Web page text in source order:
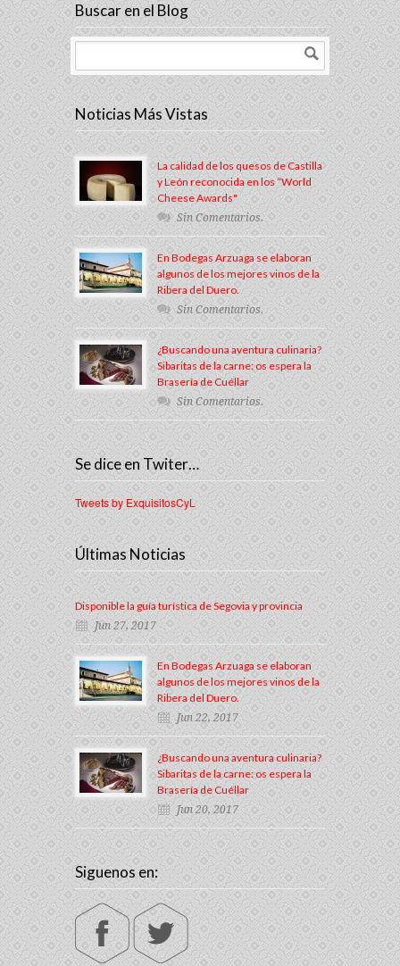
Buscar en el Blog
Noticias Más Vistas
La calidad de los quesos de Castilla
y León reconocida en los “World
Cheese Awards"
Sin Comentarios.
En Bodegas Arzuaga se elaboran
algunos de los mejores vinos de la
Ribera del Duero.
Sin Comentarios.
¿Buscando una aventura culinaria?
Sibaritas de la carne: os espera la
Brasería de Cuéllar
Sin Comentarios.
Se dice en Twiter…
Tweets by ExquisitosCyL
Últimas Noticias
Disponible la guía turística de Segovia y provincia
Jun 27, 2017
En Bodegas Arzuaga se elaboran
algunos de los mejores vinos de la
Ribera del Duero.
Jun 22, 2017
¿Buscando una aventura culinaria?
Sibaritas de la carne: os espera la
Brasería de Cuéllar
Jun 20, 2017
Siguenos en: